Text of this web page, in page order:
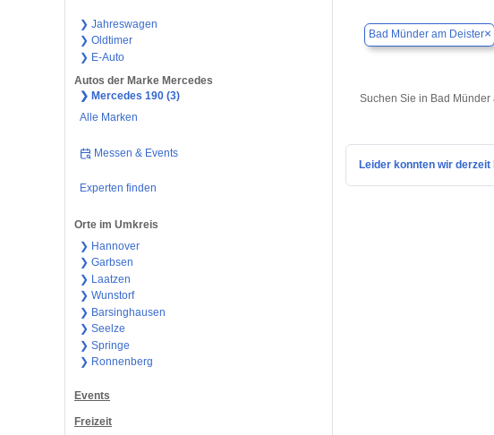
❯ Jahreswagen
❯ Oldtimer
❯ E-Auto
Autos der Marke Mercedes
❯ Mercedes 190 (3)
Alle Marken
Messen & Events
Experten finden
Orte im Umkreis
❯ Hannover
❯ Garbsen
❯ Laatzen
❯ Wunstorf
❯ Barsinghausen
❯ Seelze
❯ Springe
❯ Ronnenberg
Events
Freizeit
Bad Münder am Deister×
Suchen Sie in Bad
Leider konnten wir